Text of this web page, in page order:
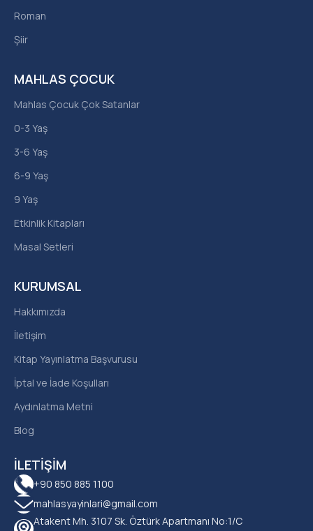
İLETIŞIM
+90 850 885 1100
mahlasyayinlari@gmail.com
Atakent Mh. 3107 Sk. Öztürk Apartmanı No:1/C
KURUMSAL
Hakkımızda
İletişim
Kitap Yayınlatma Başvurusu
İptal ve İade Koşulları
Aydınlatma Metni
Blog
MAHLAS ÇOCUK
Mahlas Çocuk Çok Satanlar
0-3 Yaş
3-6 Yaş
6-9 Yaş
9 Yaş
Etkinlik Kitapları
Masal Setleri
Roman
Şiir